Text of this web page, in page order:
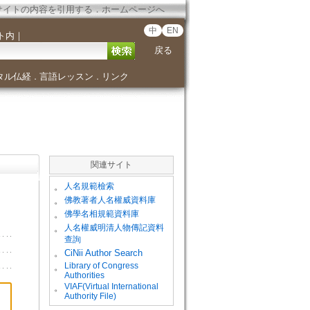
イトの内容を引用する．ホームページへ
内 ｜ 中 EN
戻る
ル仏経． 言語レッスン ． リンク
関連サイト
。 人名規範檢索
。 佛教著者人名權威資料庫
。 佛學名相規範資料庫
。
人名權威明清人物傳記資料
查詢
。
CiNii Author Search
。
Library of Congress
Authorities
。
VIAF(Virtual International
Authority File)